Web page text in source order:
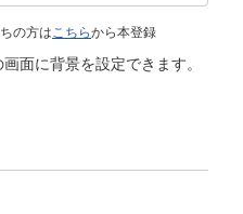
の方はこちらから本登録
面に背景を設定できます。